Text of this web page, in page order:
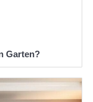
Garten?